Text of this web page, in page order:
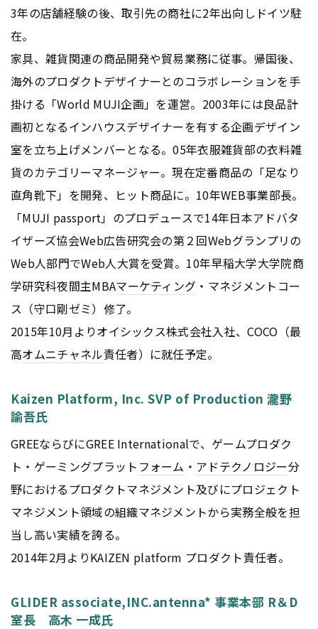
3年の店舗経験の後、取引先の商社に2年出向しドイツ駐
在。
家具、雑貨関連の商品開発や貿易業務に従事。帰国後、
海外のプロダクトデザイナーとのコラボレーションを手
掛ける「World MUJI企画」を運営。2003年には良品計
画初となるインハウスデザイナーを有する企画デザイン
室を立ち上げメンバーとなる。05年衣服雑貨部の衣料雑
貨のカテゴリーマネージャー。現在定番商品の「足なり
直角靴下」を開発、ヒット商品に。10年WEB事業部長。
「MUJI passport」のプロデュースで14年日本アドバタ
イザーズ協会Web広告研究会の第２回Webグランプリの
Web人部門でWeb人大賞を受賞。10年早稲大学大学院商
学研究科夜間主MBAマーケティング ・マネジメントコー
ス（守口剛ゼミ）修了。
2015年10月よりオイシックス株式会社入社、COCO（最
高オムニチャネル責任者）に就任予定。
Kaizen Platform, Inc. SVP of Production 瀧野
諭吾氏
GREEならびにGREE Internationalで、ゲームプロダク
ト・ゲーミングプラット フォーム ・ アドテクノロジー分
野におけるプロダクトマネジメント及びにプロジェクト
マネジメント領域の組織マネジメントから実務全般を担
当し高い実績を誇る。
2014年2月よりKAIZEN platform プロダクト責任者。
GLIDER associate,INC.antenna* 事業本部 R＆D
室長 高木 一成氏